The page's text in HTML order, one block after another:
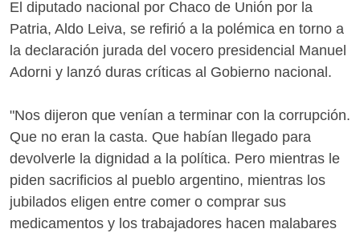
El diputado nacional por Chaco de Unión por la
Patria, Aldo Leiva, se refirió a la polémica en torno a
la declaración jurada del vocero presidencial Manuel
Adorni y lanzó duras críticas al Gobierno nacional.
"Nos dijeron que venían a terminar con la corrupción.
Que no eran la casta. Que habían llegado para
devolverle la dignidad a la política. Pero mientras le
piden sacrificios al pueblo argentino, mientras los
jubilados eligen entre comer o comprar sus
medicamentos y los trabajadores hacen malabares